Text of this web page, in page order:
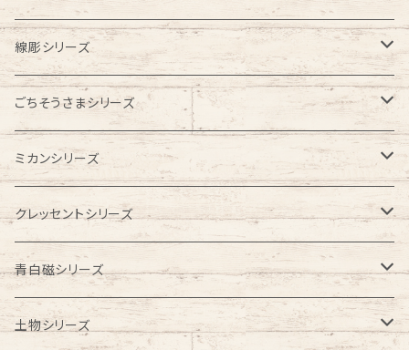
ひとつひとつ手作りのため多少大きさや色合い、模様が
異なる場合がございますが、ご了承ください。 ※電子レ
ンジ・可 食洗機・可 オーブン・不可
線彫シリーズ
ビアカップ
フリーカップ
お茶碗
お皿
鉢
ごちそうさまシリーズ
こども食器
お食い初めセット
お皿
浅鉢
ミカンシリーズ
お皿
お茶碗
鉢
クレッセントシリーズ
皿
豆皿
青白磁シリーズ
ビアカップ
土物シリーズ